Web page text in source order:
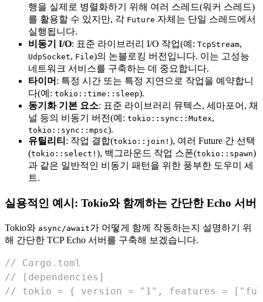
행을 실제로 병렬화하기 위해 여러 스레드(워커 스레드)
를 활용할 수 있지만, 각 Future 자체는 단일 스레드에서
실행됩니다.
비동기 I/O: 표준 라이브러리 I/O 작업(예: TcpStream,
UdpSocket, File)의 논블로킹 버전입니다. 이는 고성능
네트워크 서비스를 구축하는 데 중요합니다.
타이머 : 특정 시간 또는 특정 지연으로 작업을 예약합니
다(예: tokio::time::sleep).
동기화 기본 요소: 표준 라이브러리 뮤텍스, 세마포어, 채
널 등의 비동기 버전(예: tokio::sync::Mutex,
tokio::sync::mpsc).
유틸리티 : 작업 결합(tokio::join! ), 여러 Future 간 선택
(tokio::select! ), 백그라운드 작업 스폰(tokio::spawn)
과 같은 일반적인 비동기 패턴을 위한 풍부한 도우미 세
트.
실용적인 예시: Tokio와 함께하는 간단한 Echo 서버
Tokio와 async/await가 어떻게 함께 작동하는지 설명하기 위
해 간단한 TCP Echo 서버를 구축해 보겠습니다.
// Cargo.toml
// [dependencies]
// tokio = { version = "1", features =